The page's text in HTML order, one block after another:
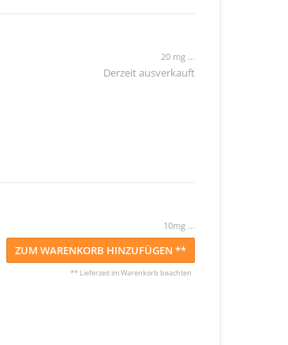
20 mg ...
Derzeit ausverkauft
10mg ...
ZUM WARENKORB HINZUFÜGEN **
** Lieferzeit im Warenkorb beachten